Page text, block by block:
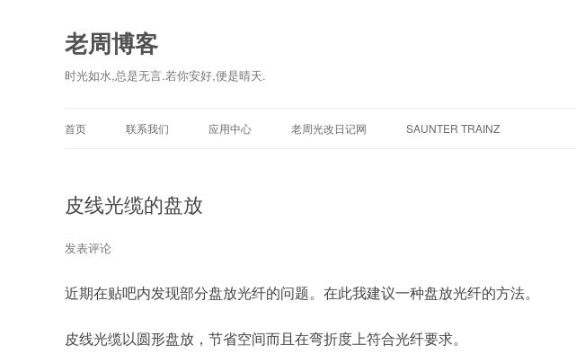
老周博客
时光如水,总是无言.若你安好,便是晴天.
首页 联系我们 应用中心 老周光改日记网 SAUNTER TRAINZ
皮线光缆的盘放
发表评论
近期在贴吧内发现部分盘放光纤的问题。在此我建议一种盘放光纤的方法。
皮线光缆以圆形盘放，节省空间而且在弯折度上符合光纤要求。